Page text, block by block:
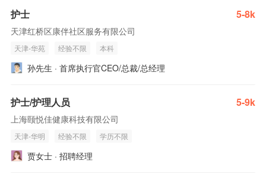
护士 5-8k
天津红桥区康伴社区服务有限公司
天津-华苑 经验不限 本科
孙先生 · 首席执行官CEO/总裁/总经理
护士/护理人员 5-9k
上海颐悦佳健康科技有限公司
天津-华明 经验不限 学历不限
贾女士 · 招聘经理